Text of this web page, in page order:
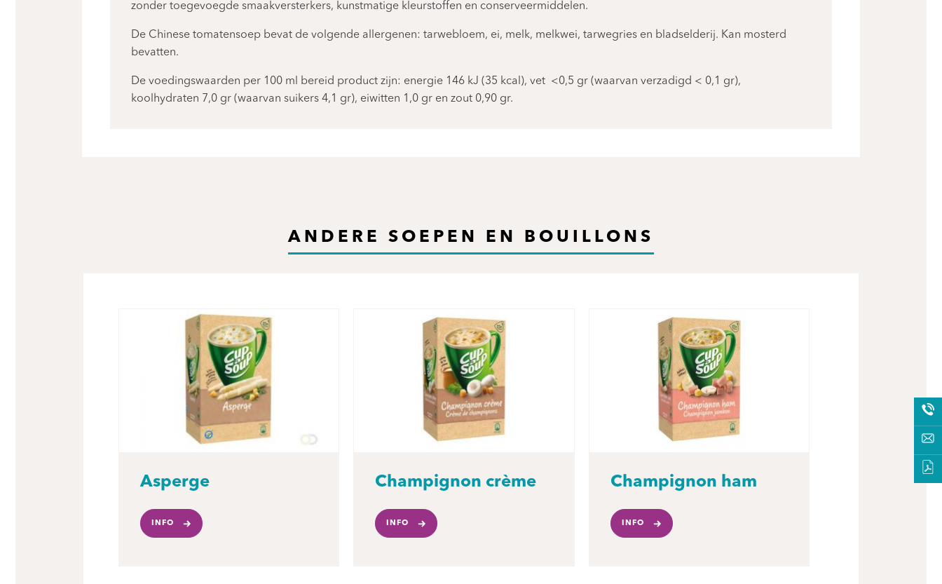
zonder toegevoegde smaakversterkers, kunstmatige kleurstoffen en conserveermiddelen.
De Chinese tomatensoep bevat de volgende allergenen: tarwebloem, ei, melk, melkwei, tarwegries en bladselderij. Kan mosterd
bevatten.
De voedingswaarden per 100 ml bereid product zijn: energie 146 kJ (35 kcal), vet <0,5 gr (waarvan verzadigd < 0,1 gr),
koolhydraten 7,0 gr (waarvan suikers 4,1 gr), eiwitten 1,0 gr en zout 0,90 gr.
ANDERE SOEPEN EN BOUILLONS
Asperge
INFO
Champignon crème
INFO
Champignon ham
INFO